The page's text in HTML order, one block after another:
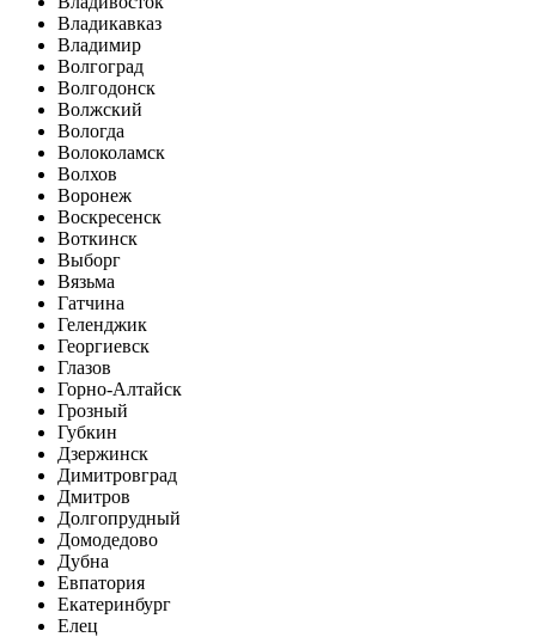
Владикавказ
Владимир
Волгоград
Волгодонск
Волжский
Вологда
Волоколамск
Волхов
Воронеж
Воскресенск
Воткинск
Выборг
Вязьма
Гатчина
Геленджик
Георгиевск
Глазов
Горно-Алтайск
Грозный
Губкин
Дзержинск
Димитровград
Дмитров
Долгопрудный
Домодедово
Дубна
Евпатория
Екатеринбург
Елец